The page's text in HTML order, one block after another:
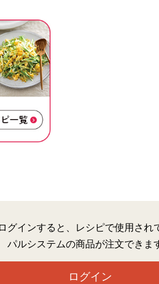
ログインすると、レシピで使用され
パルシステムの商品が注文できま
ログイン